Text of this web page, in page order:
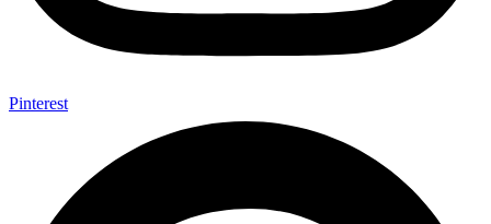
Pinterest